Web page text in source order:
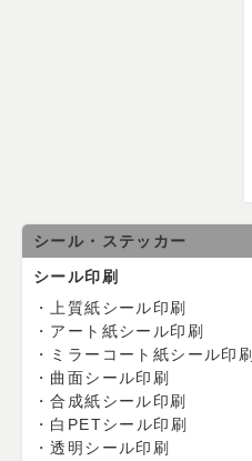
シール・ステッカー
シール印刷
上質紙シール印刷
アート紙シール印刷
ミラーコート紙シール印刷
曲面シール印刷
合成紙シール印刷
白PETシール印刷
透明シール印刷